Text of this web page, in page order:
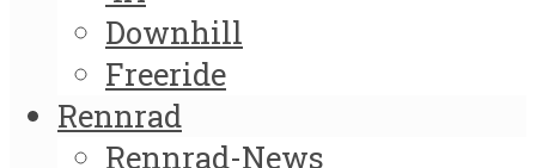
Downhill
Freeride
Rennrad
Rennrad-News